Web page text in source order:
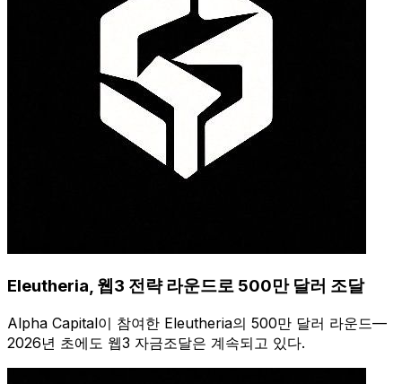
Eleutheria, 웹3 전략 라운드로 500만 달러 조달
Alpha Capital이 참여한 Eleutheria의 500만 달러 라운드—
2026년 초에도 웹3 자금조달은 계속되고 있다.